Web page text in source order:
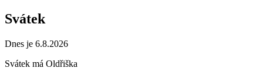
Svátek
Dnes je 6.8.2026
Svátek má Oldřiška